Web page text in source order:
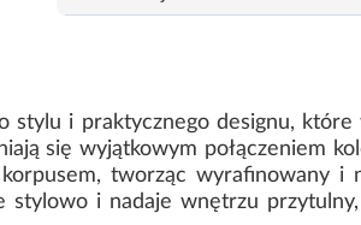
stylu i praktycznego designu,
się wyjątkowym połączeniem
tworząc wyrafinowany i
i nadaje wnętrzu